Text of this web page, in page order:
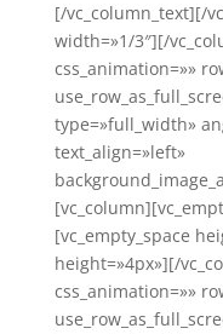
[/vc_column_text][/
width=»1/3″][/
css_animation=»»
type=»full_width»
text_align=»left»
[vc_empty_space
height=»4px»][/
css_animation=»»